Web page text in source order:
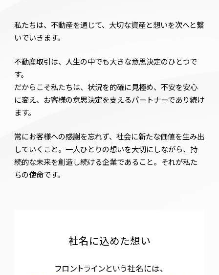
代表挨拶
会社概要
私たちは、不動産を通じて、大切な資産と想いを次へと繋
いでいきます。
不動産取引は、人生の中でも大きな意思決定のひとつで
す。
だからこそ私たちは、状況を的確に見極め、不安を安心
に変え、お客様の意思決定を支えるパートナーであり続け
ます。
常にお客様への感謝を忘れず、社会に新たな価値を生み出
していくこと。一人ひとりの想いを大切にしながら、持
続的な未来を創造し続ける企業であること。それが私た
ちの使命です。
社名に込めた想い
フロントラインという社名には、